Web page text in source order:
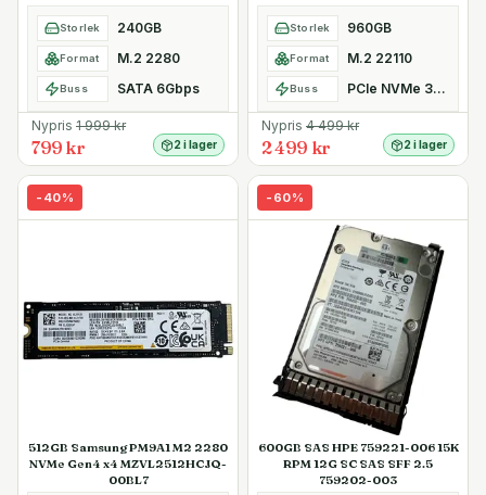
Kioxia SafeDATA
Storlek 240GB
Format M.2 2280
Buss SATA 6Gbps
Nypris 1 999kr
799 kr 2 i lager
Storlek 960GB
Format M.2 22110
Buss PCIe NVMe 3.0 x4
Nypris 4 499kr
2 499 kr 2 i lager
- 40%
512GB Samsung PM9A1 M2 2280
NVMe Gen4 x4 MZVL2512HCJQ-
00BL7
- 60%
600GB SAS HPE 759221-006 15K
RPM 12G SC SAS SFF 2.5
759202-003